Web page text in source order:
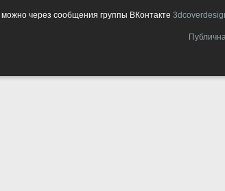
через сообщения группы ВКонтакте